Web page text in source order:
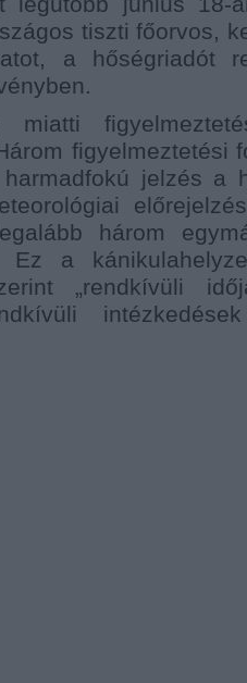
tiszti főorvos,
a hőségriadót
figyelmeztetési
jelzés a
három
a
„rendkívüli